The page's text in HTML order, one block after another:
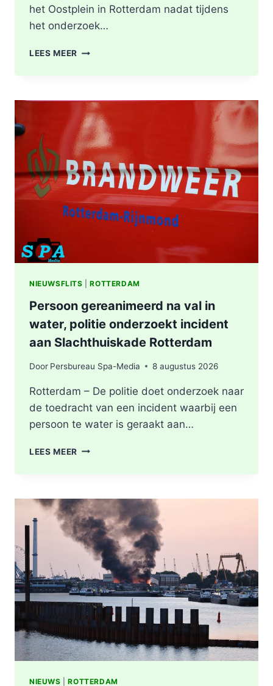
het Oostplein in Rotterdam nadat tijdens
het onderzoek…
LEES MEER BRANDGERUCHT
VAN
DRUGSLAB
IN
WONING
OOSTPLEIN
IN
ROTTERDAM
NIEUWSFLITS |ROTTERDAM
Persoon gereanimeerd na val in
water, politie onderzoekt incident
aan Slachthuiskade Rotterdam
Door Persbureau Spa-Media 8 augustus 2026
Rotterdam – De politie doet onderzoek naar
de toedracht van een incident waarbij een
persoon te water is geraakt aan…
LEES MEER PERSOON
IN
WATER,
POLITIE
ONDERZOEKT
INCIDENT
AAN
SLACHTHUISKADE
ROTTERDAM
NIEUWS |ROTTERDAM